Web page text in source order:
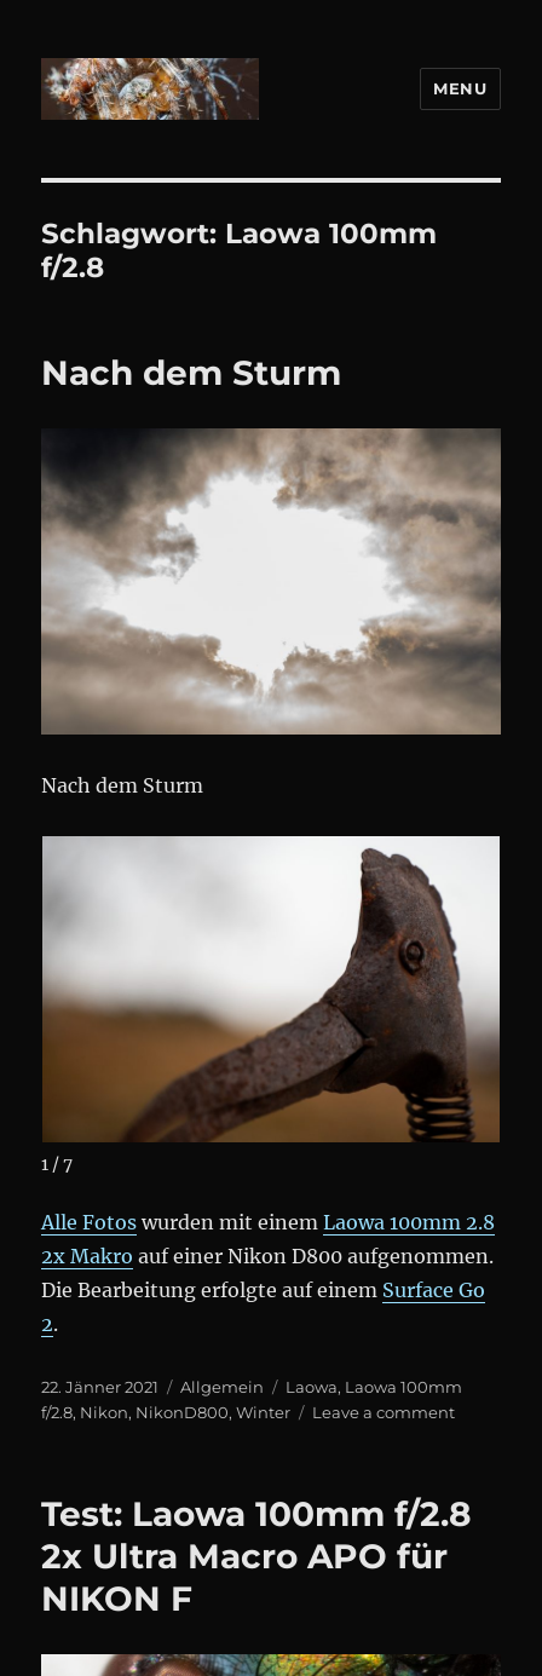
MENU
Schlagwort: Laowa 100mm
f/2.8
Nach dem Sturm
Nach dem Sturm
1 / 7
Alle Fotos wurden mit einemLaowa 100mm 2.8
2x Makro auf einer Nikon D800 aufgenommen.
Die Bearbeitung erfolgte auf einem Surface Go
2.
Posted
on
22. Jänner 2021 Categories
Allgemein Tags
Laowa, Laowa 100mm
f/2.8, Nikon, NikonD800,Winter Leave a commenton
Test: Laowa 100mm f/2.8
2x Ultra Macro APO für
NIKON F